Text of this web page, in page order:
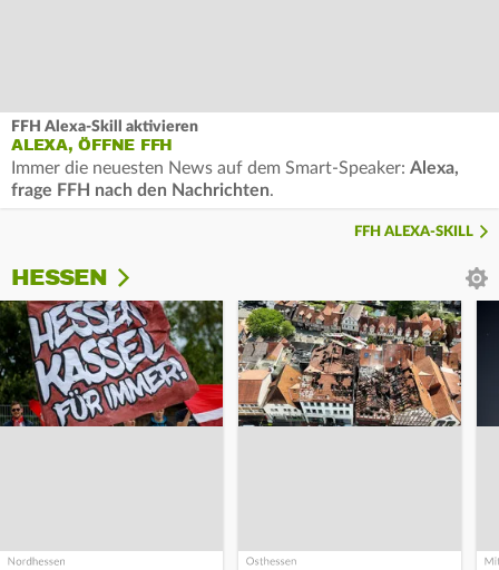
FFH Alexa-Skill aktivieren
ALEXA, ÖFFNE FFH
Immer die neuesten News auf dem Smart-Speaker: Alexa,
frage FFH nach den Nachrichten.
FFH ALEXA-SKILL
HESSEN